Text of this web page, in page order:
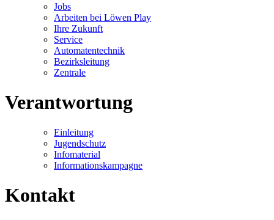
Jobs
Arbeiten bei Löwen Play
Ihre Zukunft
Service
Automatentechnik
Bezirksleitung
Zentrale
Verantwortung
Einleitung
Jugendschutz
Infomaterial
Informationskampagne
Kontakt